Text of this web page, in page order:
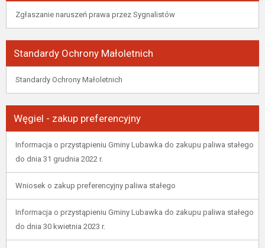
Zgłaszanie naruszeń prawa przez Sygnalistów
Standardy Ochrony Małoletnich
Standardy Ochrony Małoletnich
Węgiel - zakup preferencyjny
Informacja o przystąpieniu Gminy Lubawka do zakupu paliwa stałego
do dnia 31 grudnia 2022 r.
Wniosek o zakup preferencyjny paliwa stałego
Informacja o przystąpieniu Gminy Lubawka do zakupu paliwa stałego
do dnia 30 kwietnia 2023 r.